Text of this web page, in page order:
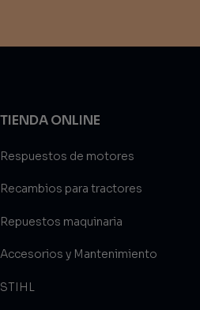
TIENDA ONLINE
Respuestos de motores
Recambios para tractores
Repuestos maquinaria
Accesorios y Mantenimiento
STIHL